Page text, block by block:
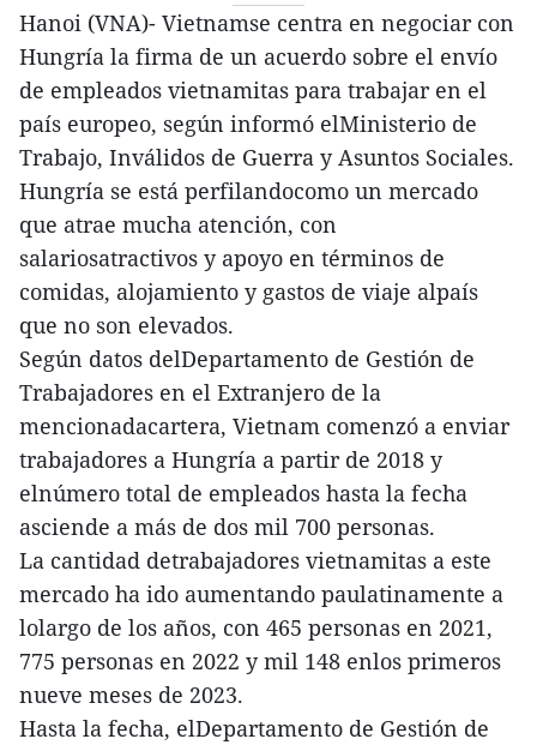
Hanoi (VNA)- Vietnamse centra en negociar con
Hungría la firma de un acuerdo sobre el envío
de empleados vietnamitas para trabajar en el
país europeo, según informó elMinisterio de
Trabajo, Inválidos de Guerra y Asuntos Sociales.
Hungría se está perfilandocomo un mercado
que atrae mucha atención, con
salariosatractivos y apoyo en términos de
comidas, alojamiento y gastos de viaje alpaís
que no son elevados.
Según datos delDepartamento de Gestión de
Trabajadores en el Extranjero de la
mencionadacartera, Vietnam comenzó a enviar
trabajadores a Hungría a partir de 2018 y
elnúmero total de empleados hasta la fecha
asciende a más de dos mil 700 personas.
La cantidad detrabajadores vietnamitas a este
mercado ha ido aumentando paulatinamente a
lolargo de los años, con 465 personas en 2021,
775 personas en 2022 y mil 148 enlos primeros
nueve meses de 2023.
Hasta la fecha, elDepartamento de Gestión de